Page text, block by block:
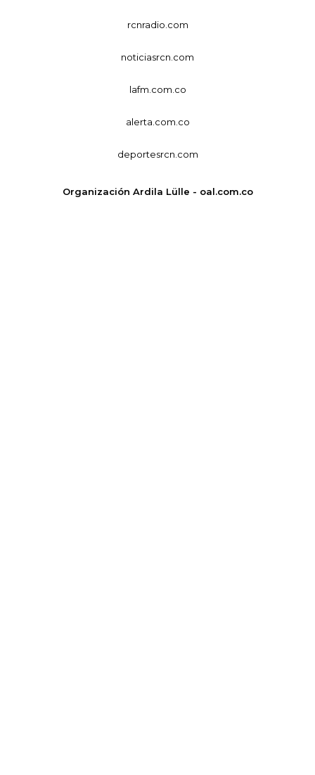
rcnradio.com
noticiasrcn.com
lafm.com.co
alerta.com.co
deportesrcn.com
Organización Ardila Lülle - oal.com.co